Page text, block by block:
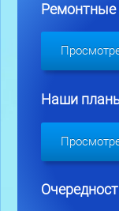
Ремонтные
Наши